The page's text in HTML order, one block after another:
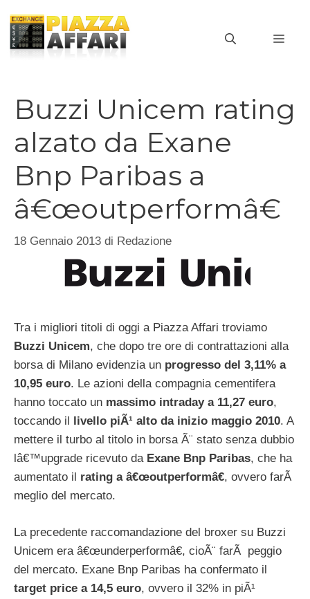
contenuto
Buzzi Unicem rating
alzato da Exane
Bnp Paribas a
â€œoutperformâ€
18 Gennaio 2013 di Redazione
Tra i migliori titoli di oggi a Piazza Affari troviamo
Buzzi Unicem, che dopo tre ore di contrattazioni alla
borsa di Milano evidenzia un progresso del 3,11% a
10,95 euro. Le azioni della compagnia cementifera
hanno toccato un massimo intraday a 11,27 euro,
toccando il
livello piÃ¹ alto da inizio maggio 2010. A
mettere il turbo al titolo in borsa Ã¨ stato senza dubbio
lâ€™upgrade ricevuto da Exane Bnp Paribas, che ha
aumentato il rating a â€œoutperformâ€, ovvero farÃ
meglio del mercato.
La precedente raccomandazione del broxer su Buzzi
Unicem era â€œunderperformâ€, cioÃ¨ farÃ peggio
del mercato. Exane Bnp Paribas ha confermato il
target price a 14,5 euro, ovvero il 32% in piÃ¹